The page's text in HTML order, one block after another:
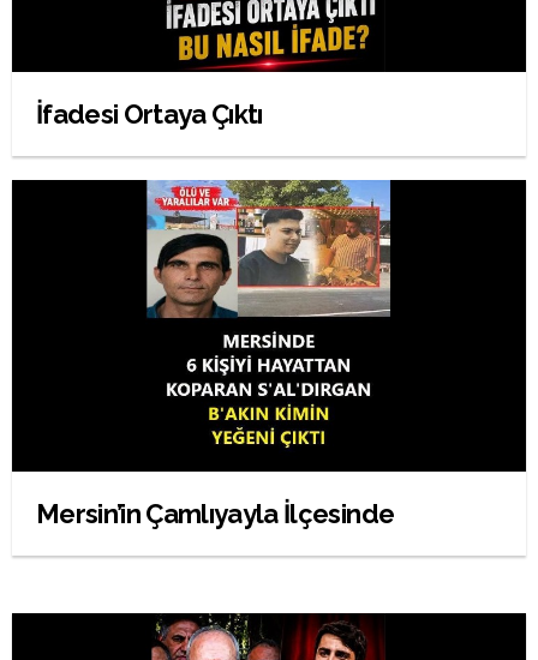
İfadesi Ortaya Çıktı
Mersin’in Çamlıyayla İlçesinde